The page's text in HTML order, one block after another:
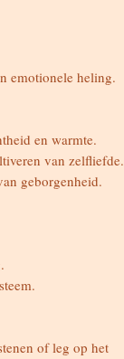
emotionele heling.
en warmte.
van zelfliefde.
geborgenheid.
of leg op het